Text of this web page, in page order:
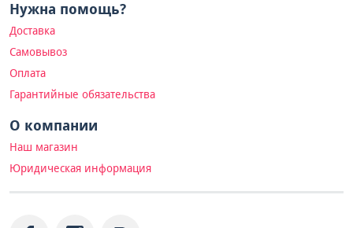
Нужна помощь?
Доставка
Самовывоз
Оплата
Гарантийные обязательства
О компании
Наш магазин
Юридическая информация